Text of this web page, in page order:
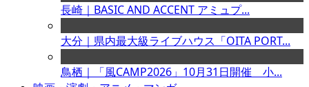
長崎｜BASIC AND ACCENT アミュプ...
大分｜県内最大級ライブハウス「OITA PORT...
鳥栖｜「風CAMP2026」10月31日開催 小...